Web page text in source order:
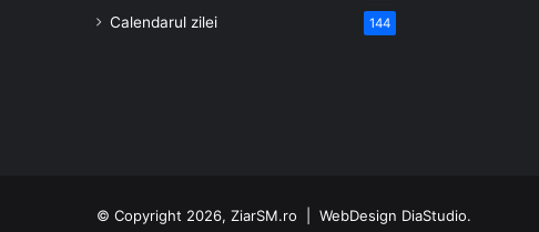
Calendarul zilei 144
© Copyright 2026, ZiarSM.ro | WebDesign DiaStudio.